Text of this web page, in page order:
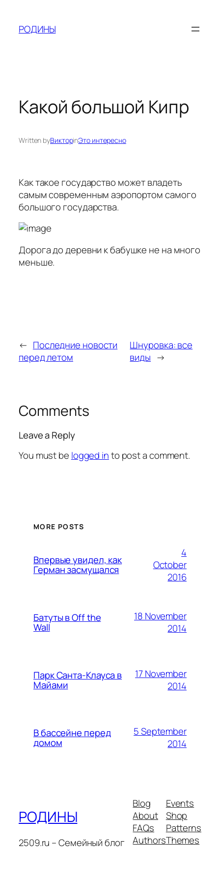
content
РОДИНЫ
Какой большой Кипр
Written byВикторinЭто интересно
Как такое государство может владеть
самым современным аэропортом самого
большого государства.
Дорога до деревни к бабушке не на много
меньше.
← Последние новости
перед летом
Шнуровка: все
виды →
Comments
Leave a Reply
You must be logged into post a comment.
MORE POSTS
Впервые увидел, как
Герман засмущался
4
October
2016
Батуты в Off the
Wall
18 November
2014
Парк Санта-Клауса в
Майами
17 November
2014
В бассейне перед
домом
5 September
2014
РОДИНЫ
2509.ru – Семейный блог
Blog
About
FAQs
Authors
Events
Shop
Patterns
Themes